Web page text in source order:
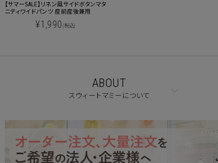
【サマーSALE】リネン風サイドボタンマタ
ニティワイドパンツ 産前産後兼用
¥1,990 (税込)
ABOUT
スウィートマミーについて